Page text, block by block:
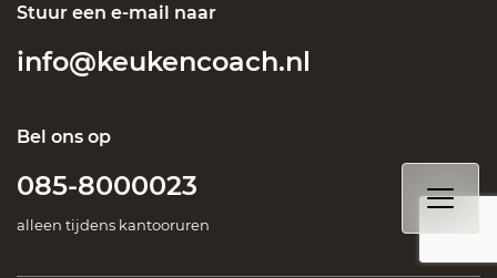
Stuur een e-mail naar
info@keukencoach.nl
Bel ons op
085-8000023
alleen tijdens kantooruren